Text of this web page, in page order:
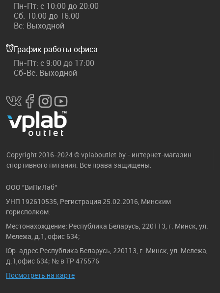
Пн-Пт: с 10:00 до 20:00
Сб: 10.00 до 16.00
Вс: Выходной
График работы офиса
Пн-Пт: с 9:00 до 17:00
Сб-Вс: Выходной
Copyright 2016-2024 © vplaboutlet.by - интернет-магазин
спортивного питания. Все права защищены.
ООО "ВиПиЛаб"
УНП 192610535, Регистрация 25.02.2016, Минским
горисполком.
Местонахождение: Республика Беларусь, 220113, г. Минск, ул.
Мележа, д.1, офис 634;
Юр. адрес Республика Беларусь, 220113, г. Минск, ул. Мележа,
д.1,офис 634; № в ТР 475576
Посмотреть на карте